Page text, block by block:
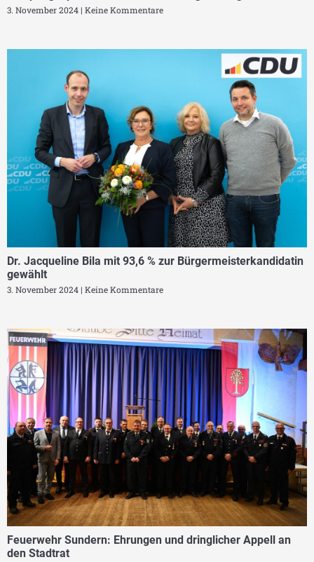
3. November 2024 Keine Kommentare
Dr. Jacqueline Bila mit 93,6 % zur Bürgermeisterkandidatin
gewählt
3. November 2024 Keine Kommentare
Feuerwehr Sundern: Ehrungen und dringlicher Appell an
den Stadtrat